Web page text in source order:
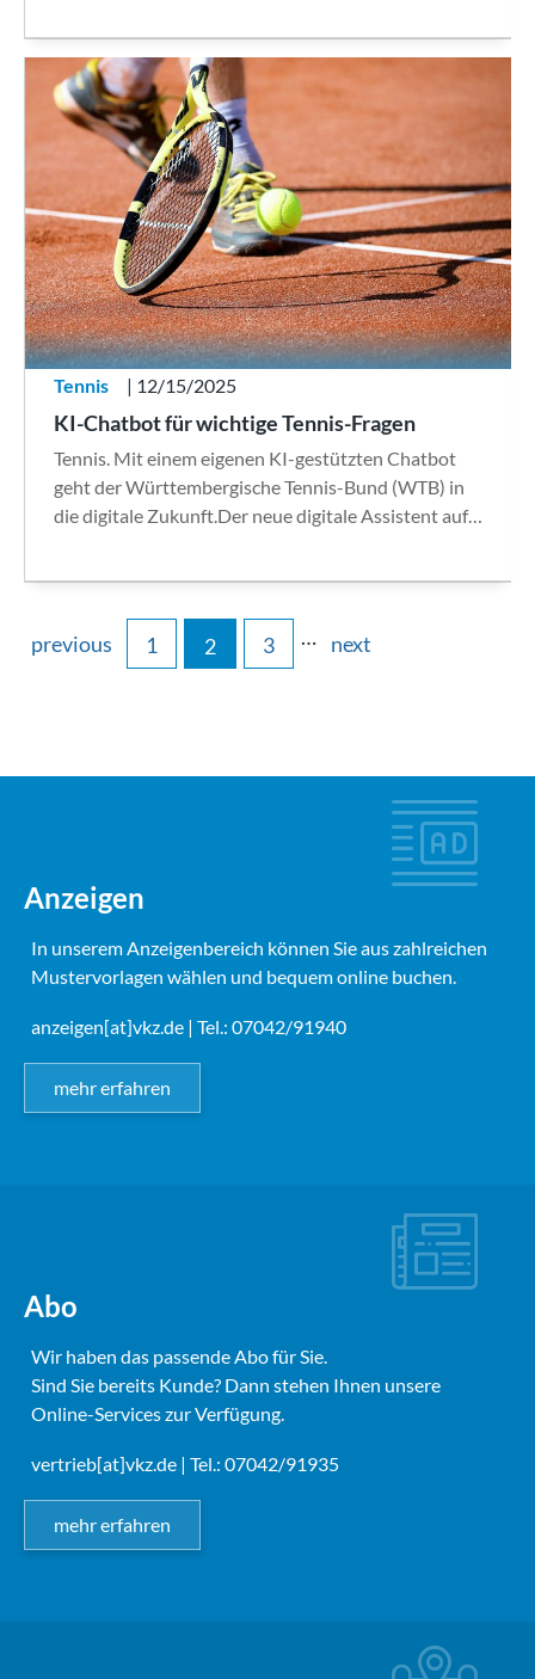
Tennis | 12/15/2025
KI-Chatbot für wichtige Tennis-Fragen
Tennis. Mit einem eigenen KI-gestützten Chatbot
geht der Württembergische Tennis-Bund (WTB) in
die digitale Zukunft.Der neue digitale Assistent auf…
previous 1 2 3 … next
Anzeigen
In unserem Anzeigenbereich können Sie aus zahlreichen
Mustervorlagen wählen und bequem online buchen.
anzeigen[at]vkz.de | Tel.: 07042/91940
mehr erfahren
Abo
Wir haben das passende Abo für Sie.
Sind Sie bereits Kunde? Dann stehen Ihnen unsere
Online-Services zur Verfügung.
vertrieb[at]vkz.de | Tel.: 07042/91935
mehr erfahren